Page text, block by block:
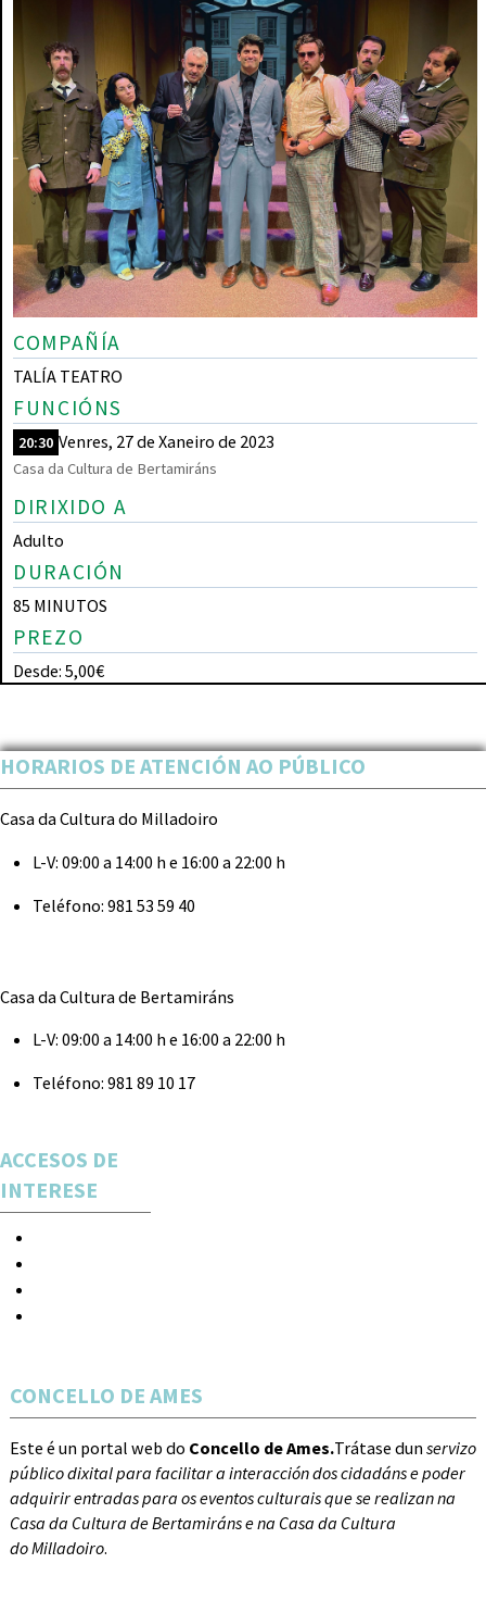
COMPAÑÍA
TALÍA TEATRO
FUNCIÓNS
Venres, 27 de Xaneiro de 2023
20:30
Casa da Cultura de Bertamiráns
DIRIXIDO A
Adulto
DURACIÓN
85 MINUTOS
PREZO
Desde: 5,00€
HORARIOS DE ATENCIÓN AO PÚBLICO
Casa da Cultura do Milladoiro
L-V: 09:00 a 14:00 h e 16:00 a 22:00 h
Teléfono: 981 53 59 40
Casa da Cultura de Bertamiráns
L-V: 09:00 a 14:00 h e 16:00 a 22:00 h
Teléfono: 981 89 10 17
ACCESOS DE
INTERESE
CONCELLO DE AMES
Este é un portal web do Concello de Ames.Trátase dunservizo
público dixital para facilitar a interacción dos cidadáns e poder
adquirir entradas para os eventos culturais que se realizan na
Casa da Cultura de Bertamiráns e na Casa da Cultura
do Milladoiro.